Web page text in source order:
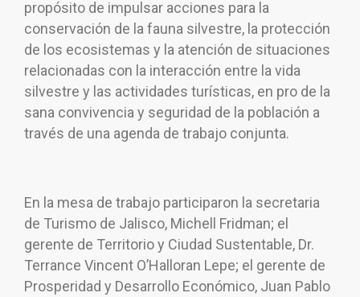
propósito de impulsar acciones para la
conservación de la fauna silvestre, la protección
de los ecosistemas y la atención de situaciones
relacionadas con la interacción entre la vida
silvestre y las actividades turísticas, en pro de la
sana convivencia y seguridad de la población a
través de una agenda de trabajo conjunta.
En la mesa de trabajo participaron la secretaria
de Turismo de Jalisco, Michell Fridman; el
gerente de Territorio y Ciudad Sustentable, Dr.
Terrance Vincent O’Halloran Lepe; el gerente de
Prosperidad y Desarrollo Económico, Juan Pablo